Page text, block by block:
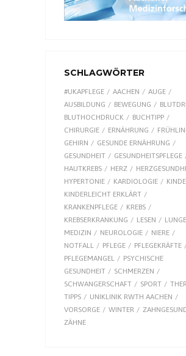
SCHLAGWÖRTER
#UKAPFLEGE AACHEN
AUGE
AUSBILDUNG
BEWEGUNG
BLUTHOCHDRUCK
BUCHTIPP
CHIRURGIE
ERNÄHRUNG
GEHIRN
GESUNDE ERNÄHRUNG
GESUNDHEIT
GESUNDHEITSPFLEGE
HAUTKREBS
HERZ
HYPERTONIE
KARDIOLOGIE
KINDERLEICHT ERKLÄRT
KRANKENPFLEGE
KREBS
KREBSERKRANKUNG
LESEN
LUNGE
MEDIZIN
NEUROLOGIE
NIERE
NOTFALL
PFLEGE
PFLEGEKRÄFTE
PFLEGEMANGEL
PSYCHISCHE
GESUNDHEIT
SCHMERZEN
SCHWANGERSCHAFT
SPORT
TIPPS
UNIKLINIK RWTH AACHEN
VORSORGE
WINTER
ZÄHNE